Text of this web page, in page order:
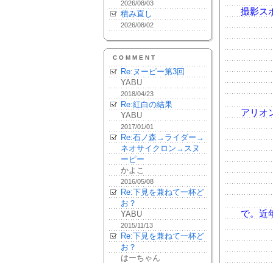
2026/08/03
積み直し
2026/08/02
COMMENT
Re:ヌーピー第3回
YABU
2018/04/23
Re:紅白の結果
YABU
2017/01/01
Re:石ノ森→ライダー→
ネオサイクロン→スヌ
ーピー
かよこ
2016/05/08
Re:下見を兼ねて一杯ど
お？
YABU
2015/11/13
Re:下見を兼ねて一杯ど
お？
はーちゃん
撮影ス
アリオ
で。近